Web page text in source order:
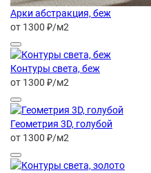
Арки абстракция, беж
от 1300 ₽/м2
Контуры света, беж
от 1300 ₽/м2
Геометрия 3D, голубой
от 1300 ₽/м2